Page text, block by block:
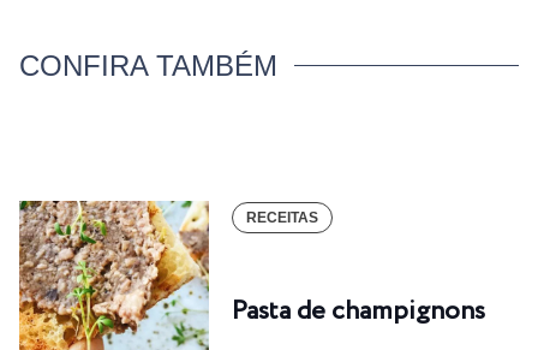
CONFIRA TAMBÉM
RECEITAS
Pasta de champignons